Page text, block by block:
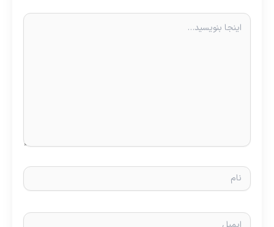
اینجا
بنویسید…
نام
ایمیل